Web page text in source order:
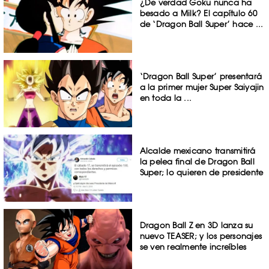
¿De verdad Goku nunca ha
besado a Milk? El capítulo 60
de ‘Dragon Ball Super’ hace ...
‘Dragon Ball Super’ presentará
a la primer mujer Super Saiyajin
en toda la ...
Alcalde mexicano transmitirá
la pelea final de Dragon Ball
Super; lo quieren de presidente
Dragon Ball Z en 3D lanza su
nuevo TEASER; y los personajes
se ven realmente increíbles